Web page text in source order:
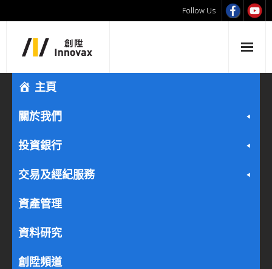
Follow Us
主頁
關於我們
投資銀行
交易及經紀服務
資產管理
資料研究
創陞頻道